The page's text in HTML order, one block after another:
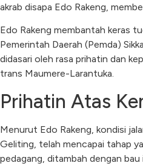
akrab disapa Edo Rakeng,
Edo Rakeng membantah keras
Pemerintah Daerah (Pemda)
didasari oleh rasa prihatin dan
trans Maumere-Larantuka.
Prihatin Atas
Menurut Edo Rakeng, kondisi
Geliting, telah mencapai tahap
pedagang, ditambah dengan